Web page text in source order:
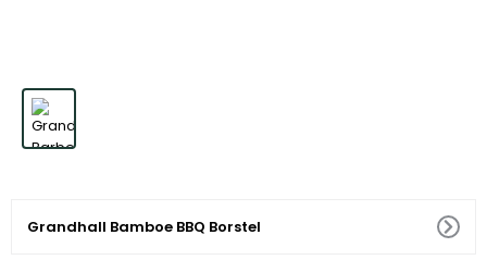
Grandhall Bamboe BBQ Borstel